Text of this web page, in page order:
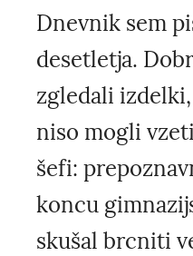
Dnevnik sem
desetletja.
zgledali
niso mogli
šefi:
koncu
skušal brcniti